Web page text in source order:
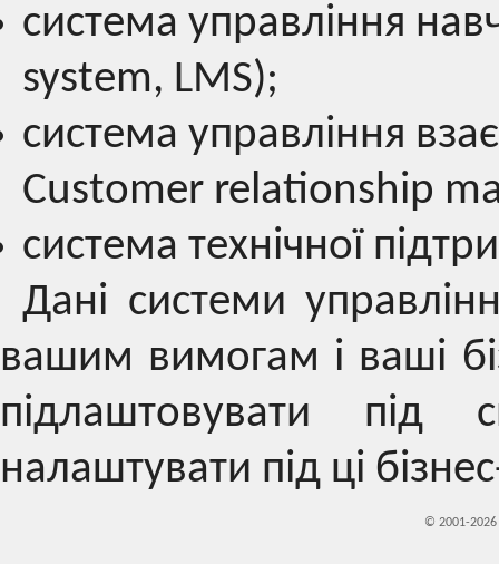
система управління
system, LMS);
cистема управління
Customer relationship
система технічної
Дані системи
вашим вимогам і ваші
підлаштовувати
налаштувати під ці
© 2001-2026